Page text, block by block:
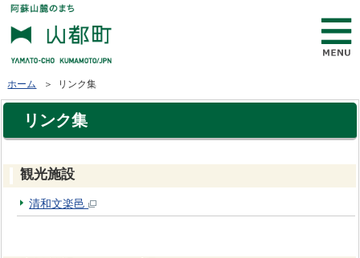
ホーム ＞ リンク集
リンク集
観光施設
清和文楽邑